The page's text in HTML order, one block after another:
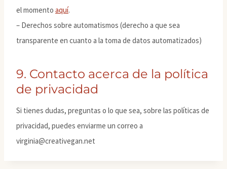
el momento aquí.
– Derechos sobre automatismos (derecho a que sea
transparente en cuanto a la toma de datos automatizados)
9. Contacto acerca de la política
de privacidad
Si tienes dudas, preguntas o lo que sea, sobre las políticas de
privacidad, puedes enviarme un correo a
virginia@creativegan.net